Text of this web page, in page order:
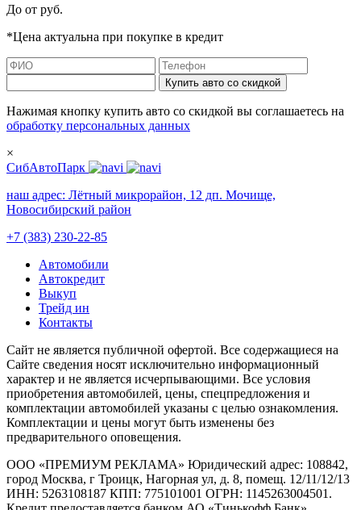
До от руб.
*Цена актуальна при покупке в кредит
Купить авто со скидкой
Нажимая кнопку купить авто со скидкой вы соглашаетесь на
обработку персональных данных
×
СибАвтоПарк
наш адрес: Лётный микрорайон, 12 дп. Мочище,
Новосибирский район
+7 (383) 230-22-85
Автомобили
Автокредит
Выкуп
Трейд ин
Контакты
Cайт не является публичной офертой. Все содержащиеся на
Сайте сведения носят исключительно информационный
характер и не является исчерпывающими. Все условия
приобретения автомобилей, цены, спецпредложения и
комплектации автомобилей указаны с целью ознакомления.
Комплектации и цены могут быть изменены без
предварительного оповещения.
ООО «ПРЕМИУМ РЕКЛАМА» Юридический адрес: 108842,
город Москва, г Троицк, Нагорная ул, д. 8, помещ. 12/11/12/13
ИНН: 5263108187 КПП: 775101001 ОГРН: 1145263004501.